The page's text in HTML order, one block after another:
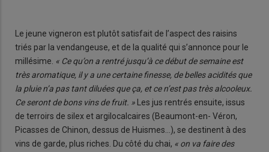
Le jeune vigneron est plutôt satisfait de l’aspect des raisins
triés par la vendangeuse, et de la qualité qui s’annonce pour le
millésime. « Ce qu’on a rentré jusqu’à ce début de semaine est
très aromatique, il y a une certaine finesse, de belles acidités que
la pluie n’a pas tant diluées que ça, et ce n’est pas très alcooleux.
Ce seront de bons vins de fruit. » Les jus rentrés ensuite, issus
de terroirs de silex et argilocalcaires (Beaumont-en- Véron,
Picasses de Chinon, dessus de Huismes…), se destinent à des
vins de garde, plus riches. Du côté du chai, « on va faire des